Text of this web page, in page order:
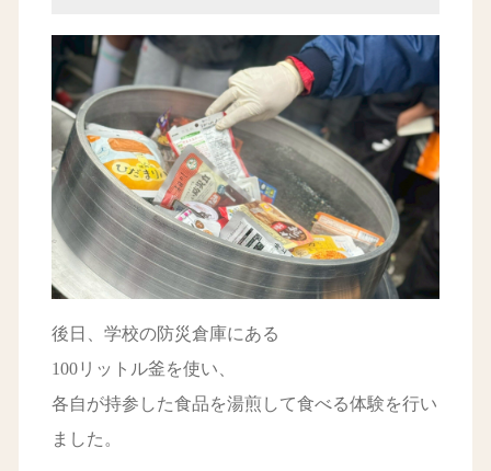
後日、学校の防災倉庫にある
100リットル釜を使い、
各自が持参した食品を湯煎して食べる体験を行い
ました。